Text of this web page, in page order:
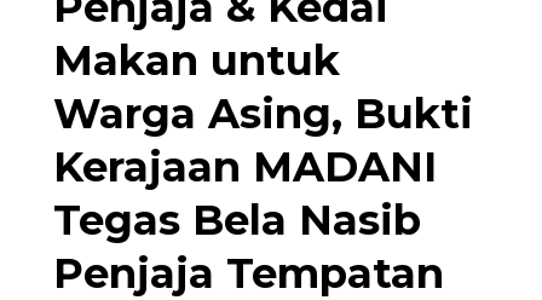
Makan untuk
Warga Asing, Bukti
Kerajaan MADANI
Tegas Bela Nasib
Penjaja Tempatan